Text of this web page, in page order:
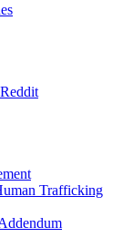
Trafficking